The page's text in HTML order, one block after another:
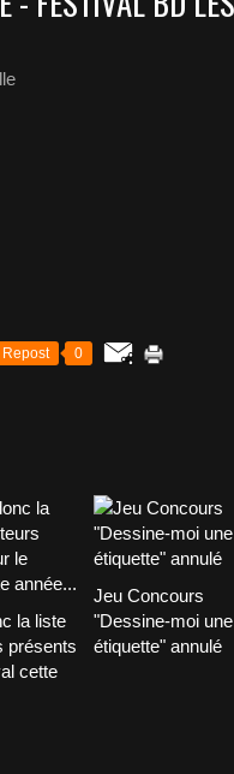
Repost 0
la liste
présents
cette
Jeu Concours
"Dessine-moi une
étiquette" annulé